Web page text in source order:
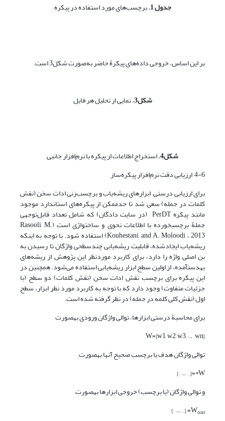
جدول 1. برچسب‌های مورد استفاده در پیکره
بر این اساس، خروجی داده‌های پیکرۀ حاضر به‌صورت شکل3 است.
شکل3. نمایی از تحلیل هر فایل
شکل4. استخراج اطلاعات از پیکره با نرم‌افزار جانبی
4-6 ارزیابی دقت نرم‌افزار پیکره‌ساز
برای ارزیابی درستی ابزارهای ریشه‌یاب و برچسب‌زنی ادات سخن (نقش
کلمات در جمله) سعی شد تا حدممکن از پیکره‌های استاندارد موجود
مانند پیکره PerDT (در سایت دادگان) که شامل تعداد قابل‌توجهی
جملۀ برچسب‎خورده با اطلاعات نحوی و ساخت‎واژی است (Rasooli, M.
Kouhestani, and A. Moloodi ، 2013) استفاده شود. با توجه به اینکه
ریشه‌یاب ایجادشده، قابلیت ریشه‌یابی چندسطحی واژگان تا رسیدن به
بن اصلی واژه را دارد، برای کاربرد موردنظر این پژوهش از ریشه‌های
به‎دست‎آمده، از اولین سطح ابزار ریشه‌یابی استفاده می‌شود. همچنین در
این پیکره برای برچسب نقش ادات سخن (نقش کلمات) دو سطح (با
جزئیات متفاوت) وجود دارد که با توجه به کاربرد مورد نظر ابزار، سطح
اول (نقش کلی کلمه در جمله) در نظر گرفته شده است.
برای محاسبۀ درستی ابزارها، توالی واژگان ورودی به‎صورت
W={w1, w2, w3, … , wn}
توالی واژگان هدف یا برچسب صحیح آنها به‎صورت
W*={, , , … , }
و توالی واژگان (یا برچسب) خروجی ابزارها به‎صورت
Wout
= {, , , … , }